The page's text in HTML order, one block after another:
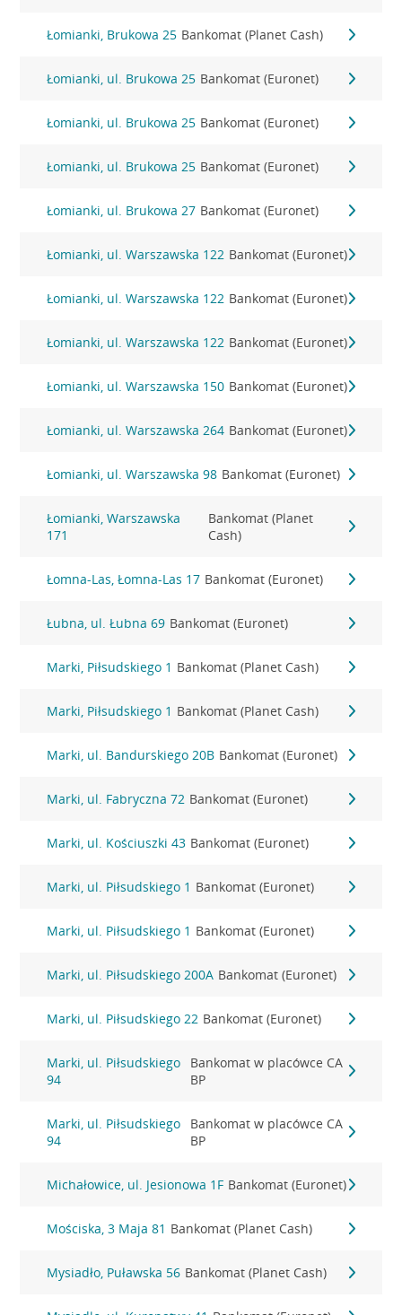
Łomianki, Brukowa 25 Bankomat (Planet Cash)
Łomianki, ul. Brukowa 25 Bankomat (Euronet)
Łomianki, ul. Brukowa 25 Bankomat (Euronet)
Łomianki, ul. Brukowa 25 Bankomat (Euronet)
Łomianki, ul. Brukowa 27 Bankomat (Euronet)
Łomianki, ul. Warszawska 122 Bankomat (Euronet)
Łomianki, ul. Warszawska 122 Bankomat (Euronet)
Łomianki, ul. Warszawska 122 Bankomat (Euronet)
Łomianki, ul. Warszawska 150 Bankomat (Euronet)
Łomianki, ul. Warszawska 264 Bankomat (Euronet)
Łomianki, ul. Warszawska 98 Bankomat (Euronet)
Łomianki, Warszawska
171
Bankomat (Planet
Cash)
Łomna-Las, Łomna-Las 17 Bankomat (Euronet)
Łubna, ul. Łubna 69 Bankomat (Euronet)
Marki, Piłsudskiego 1 Bankomat (Planet Cash)
Marki, Piłsudskiego 1 Bankomat (Planet Cash)
Marki, ul. Bandurskiego 20B Bankomat (Euronet)
Marki, ul. Fabryczna 72 Bankomat (Euronet)
Marki, ul. Kościuszki 43 Bankomat (Euronet)
Marki, ul. Piłsudskiego 1 Bankomat (Euronet)
Marki, ul. Piłsudskiego 1 Bankomat (Euronet)
Marki, ul. Piłsudskiego 200A Bankomat (Euronet)
Marki, ul. Piłsudskiego 22 Bankomat (Euronet)
Marki, ul. Piłsudskiego
94
Bankomat w placówce CA
BP
Marki, ul. Piłsudskiego
94
Bankomat w placówce CA
BP
Michałowice, ul. Jesionowa 1F Bankomat (Euronet)
Mościska, 3 Maja 81 Bankomat (Planet Cash)
Mysiadło, Puławska 56 Bankomat (Planet Cash)